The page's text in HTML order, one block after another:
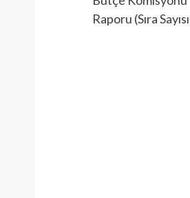
Raporu (Sıra